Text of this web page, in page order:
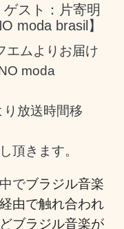
スト：片寄明
moda brasil】
エムよりお届け
moda
放送時間移
頂きます。
でブラジル音楽
由で触れ合われ
ブラジル音楽が